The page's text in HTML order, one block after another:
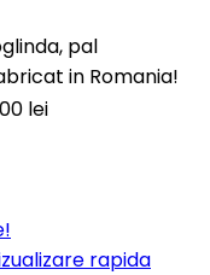
pal
in Romania!
lei
rapida